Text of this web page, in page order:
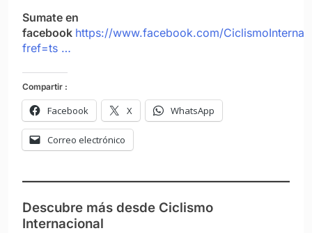
Sumate en
facebook https://www.facebook.com/
fref=ts …
Compartir :
Facebook X WhatsApp
Correo electrónico
Descubre más desde Ciclismo
Internacional